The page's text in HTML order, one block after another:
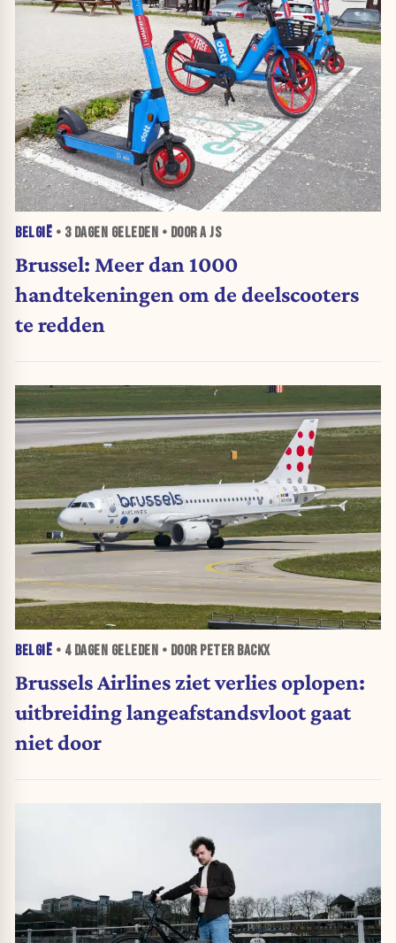
BELGIË • 3 DAGEN GELEDEN • DOOR A JS
Brussel: Meer dan 1000
handtekeningen om de deelscooters
te redden
BELGIË • 4 DAGEN GELEDEN • DOOR PETER BACKX
Brussels Airlines ziet verlies oplopen:
uitbreiding langeafstandsvloot gaat
niet door